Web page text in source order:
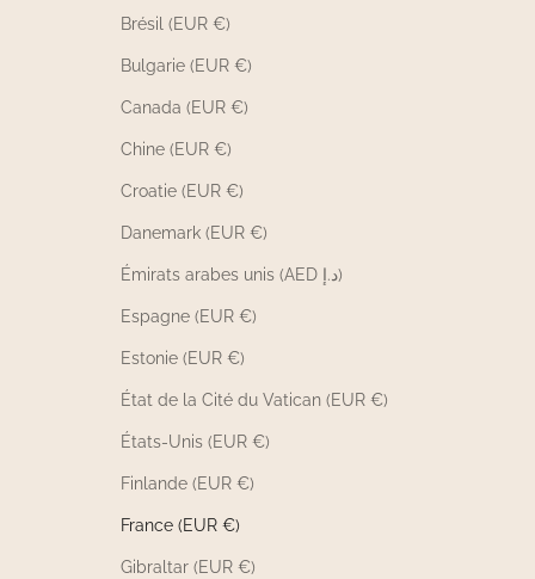
Brésil (EUR €)
Bulgarie (EUR €)
Canada (EUR €)
Chine (EUR €)
Croatie (EUR €)
Danemark (EUR €)
Émirats arabes unis (AED د.إ)
Espagne (EUR €)
Estonie (EUR €)
État de la Cité du Vatican (EUR €)
États-Unis (EUR €)
Finlande (EUR €)
France (EUR €)
Gibraltar (EUR €)